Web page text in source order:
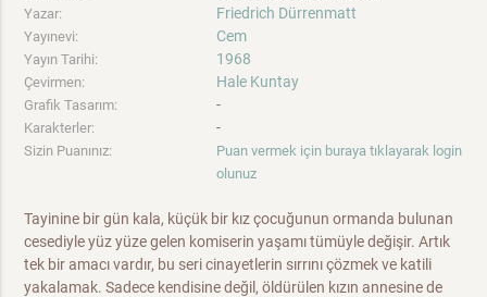
Yazar: Friedrich Dürrenmatt
Yayınevi: Cem
Yayın Tarihi: 1968
Çevirmen: Hale Kuntay
Grafik Tasarım: -
Karakterler: -
Sizin Puanınız:
Puan vermek için buraya tıklayarak login
olunuz
Tayinine bir gün kala, küçük bir kız çocuğunun ormanda bulunan
cesediyle yüz yüze gelen komiserin yaşamı tümüyle değişir. Artık
tek bir amacı vardır, bu seri cinayetlerin sırrını çözmek ve katili
yakalamak. Sadece kendisine değil, öldürülen kızın annesine de